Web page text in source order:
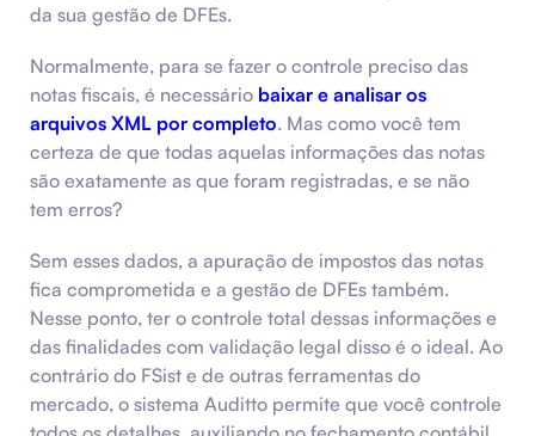
da sua gestão de DFEs.
Normalmente, para se fazer o controle preciso das
notas fiscais, é necessário baixar e analisar os
arquivos XML por completo. Mas como você tem
certeza de que todas aquelas informações das notas
são exatamente as que foram registradas, e se não
tem erros?
Sem esses dados, a apuração de impostos das notas
fica comprometida e a gestão de DFEs também.
Nesse ponto, ter o controle total dessas informações e
das finalidades com validação legal disso é o ideal. Ao
contrário do FSist e de outras ferramentas do
mercado, o sistema Auditto permite que você controle